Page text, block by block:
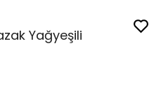
Yağyeşili